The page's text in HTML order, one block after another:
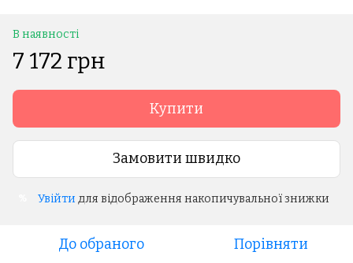
В наявності
7 172 грн
Купити
Замовити швидко
Увійти для відображення накопичувальної знижки
До обраного Порівняти